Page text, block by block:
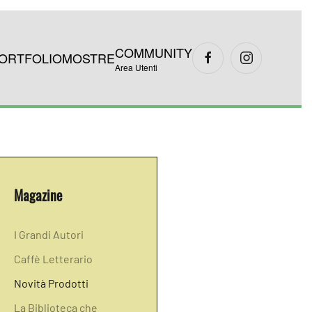
MOSTRECOMMUNITY
Area Utenti
Magazine
I Grandi Autori
Caffè Letterario
Novità Prodotti
La Biblioteca che